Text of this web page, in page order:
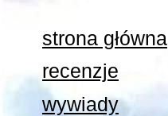
strona główna
recenzje
wywiady